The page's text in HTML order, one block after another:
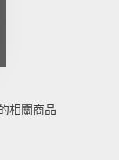
相關商品